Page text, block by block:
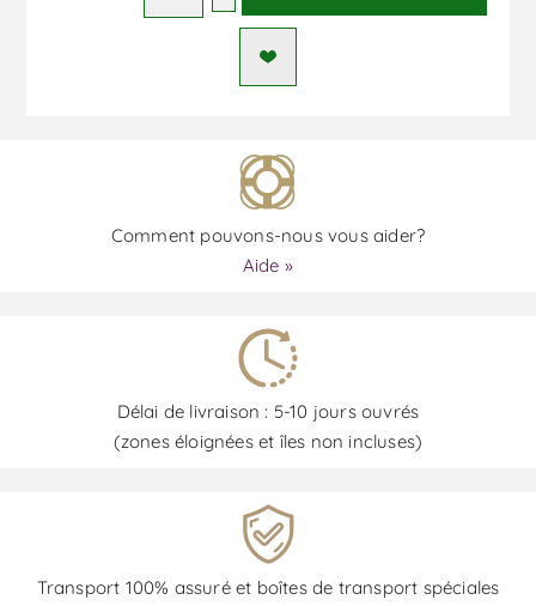
Comment pouvons-nous vous aider?
Aide »
Délai de livraison : 5-10 jours ouvrés
(zones éloignées et îles non incluses)
Transport 100% assuré et boîtes de transport spéciales